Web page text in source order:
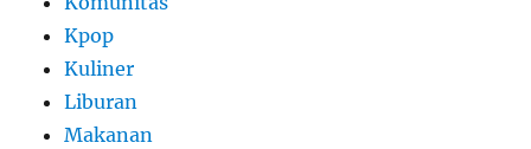
Kpop
Kuliner
Liburan
Makanan